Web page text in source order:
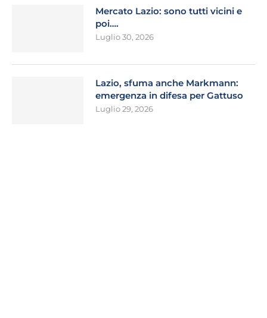
Mercato Lazio: sono tutti vicini e
poi….
Luglio 30, 2026
Lazio, sfuma anche Markmann:
emergenza in difesa per Gattuso
Luglio 29, 2026